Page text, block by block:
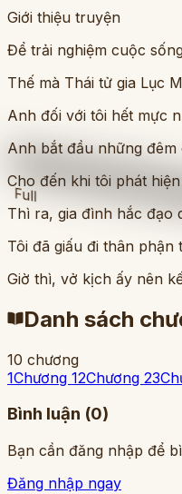
Full
Giới thiệu truyện
Để trải nghiệm cuộc
Thế mà Thái tử gia Lục
Anh đối với tôi hết mực
Anh bắt đầu những đêm
Cho đến khi tôi phát
Thì ra, gia đình hắc đạo
Tôi đã giấu đi thân
Giờ thì, vở kịch ấy nên
Danh sách
10 chương
1Chương 12Chương 23
Bình luận (0)
Bạn cần đăng nhập để
Đăng nhập ngay